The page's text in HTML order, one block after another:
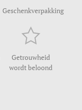
Geschenkverpakking
Getrouwheid
wordt beloond